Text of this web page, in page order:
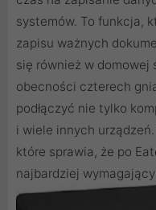
systemów. To funkcja,
zapisu ważnych
się również w domowej
obecności czterech
podłączyć nie tylko
i wiele innych
które sprawia, że po
najbardziej